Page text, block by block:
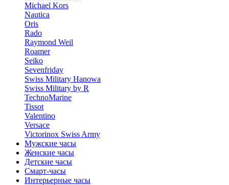
Michael Kors
Nautica
Oris
Rado
Raymond Weil
Roamer
Seiko
Sevenfriday
Swiss Military Hanowa
Swiss Military by R
TechnoMarine
Tissot
Valentino
Versace
Victorinox Swiss Army
Мужские часы
Женские часы
Детские часы
Смарт-часы
Интерьерные часы